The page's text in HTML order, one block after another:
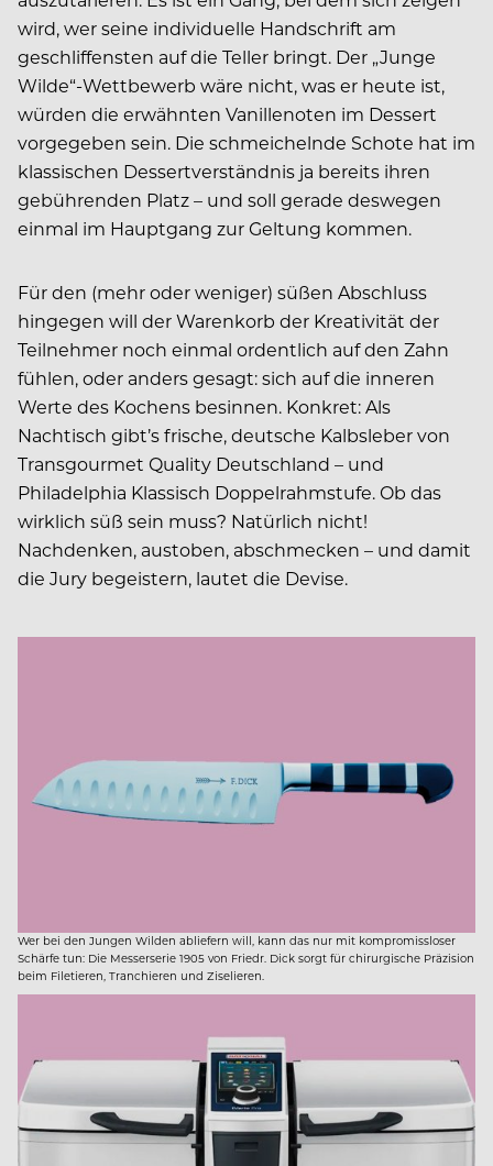
wird, wer seine individuelle Handschrift am
geschliffensten auf die Teller bringt. Der „Junge
Wilde“-Wettbewerb wäre nicht, was er heute ist,
würden die erwähnten Vanillenoten im Dessert
vorgegeben sein. Die schmeichelnde Schote hat im
klassischen Dessertverständnis ja bereits ihren
gebührenden Platz – und soll gerade deswegen
einmal im Hauptgang zur Geltung kommen.
Für den (mehr oder weniger) süßen Abschluss
hingegen will der Warenkorb der Kreativität der
Teilnehmer noch einmal ordentlich auf den Zahn
fühlen, oder anders gesagt: sich auf die inneren
Werte des Kochens besinnen. Konkret: Als
Nachtisch gibt’s frische, deutsche Kalbsleber von
Transgourmet Quality Deutschland – und
Philadelphia Klassisch Doppelrahmstufe. Ob das
wirklich süß sein muss? Natürlich nicht!
Nachdenken, austoben, abschmecken – und damit
die Jury begeistern, lautet die Devise.
Wer bei den Jungen Wilden abliefern will, kann das nur mit kompromissloser
Schärfe tun: Die Messerserie 1905 von Friedr. Dick sorgt für chirurgische Präzision
beim Filetieren, Tranchieren und Ziselieren.